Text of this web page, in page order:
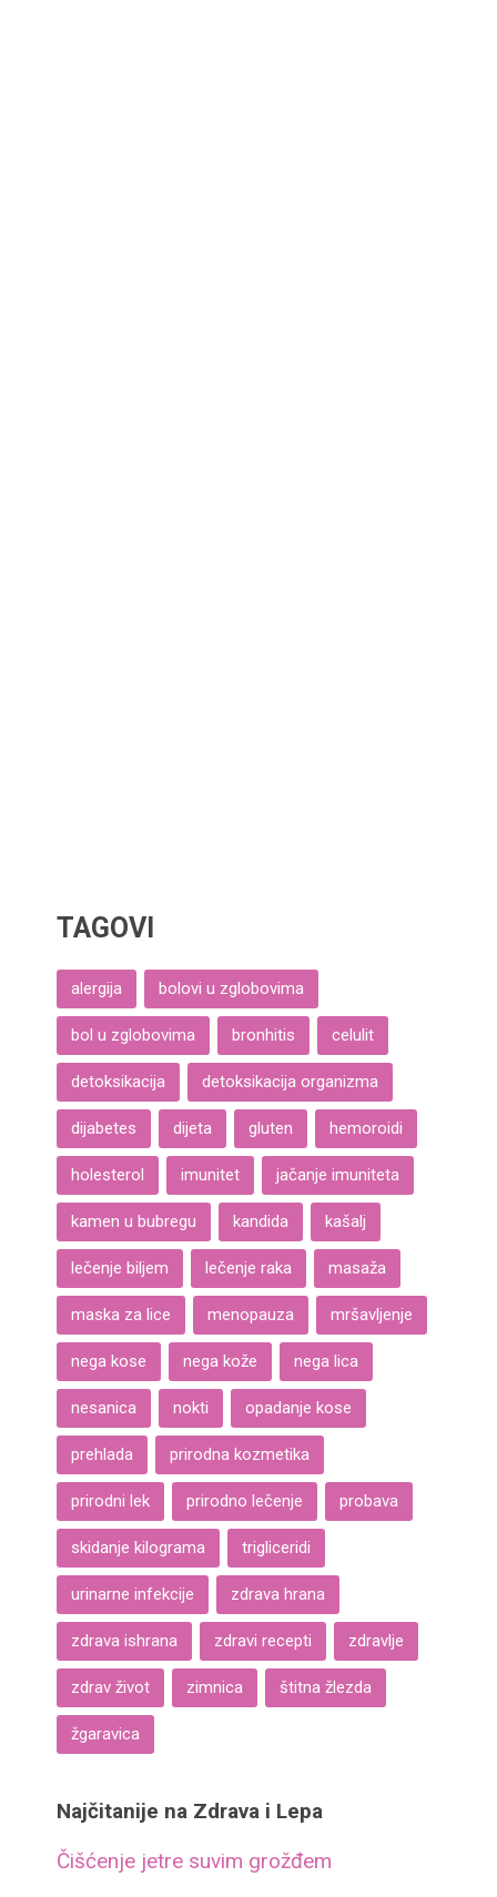
TAGOVI
alergija bolovi u zglobovima
bol u zglobovima bronhitis celulit
detoksikacija detoksikacija organizma
dijabetes dijeta gluten hemoroidi
holesterol imunitet jačanje imuniteta
kamen u bubregu kandida kašalj
lečenje biljem lečenje raka masaža
maska za lice menopauza mršavljenje
nega kose nega kože nega lica
nesanica nokti opadanje kose
prehlada prirodna kozmetika
prirodni lek prirodno lečenje probava
skidanje kilograma trigliceridi
urinarne infekcije zdrava hrana
zdrava ishrana zdravi recepti zdravlje
zdrav život zimnica štitna žlezda
žgaravica
Najčitanije na Zdrava i Lepa
Čišćenje jetre suvim grožđem